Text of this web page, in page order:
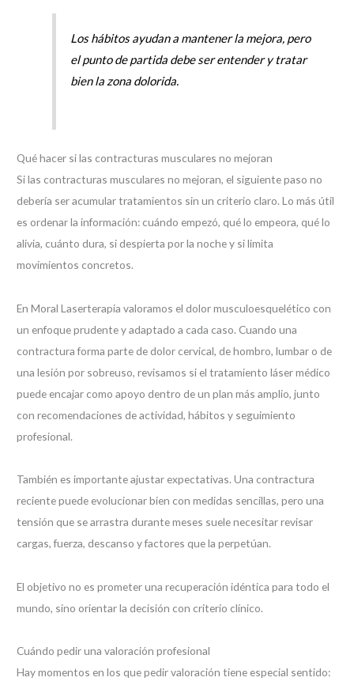
Los hábitos ayudan a mantener la mejora, pero
el punto de partida debe ser entender y tratar
bien la zona dolorida.
Qué hacer si las contracturas musculares no mejoran
Si las contracturas musculares no mejoran, el siguiente paso no
debería ser acumular tratamientos sin un criterio claro. Lo más útil
es ordenar la información: cuándo empezó, qué lo empeora, qué lo
alivia, cuánto dura, si despierta por la noche y si limita
movimientos concretos.
En Moral Laserterapia valoramos el dolor musculoesquelético con
un enfoque prudente y adaptado a cada caso. Cuando una
contractura forma parte de dolor cervical, de hombro, lumbar o de
una lesión por sobreuso, revisamos si el tratamiento láser médico
puede encajar como apoyo dentro de un plan más amplio, junto
con recomendaciones de actividad, hábitos y seguimiento
profesional.
También es importante ajustar expectativas. Una contractura
reciente puede evolucionar bien con medidas sencillas, pero una
tensión que se arrastra durante meses suele necesitar revisar
cargas, fuerza, descanso y factores que la perpetúan.
El objetivo no es prometer una recuperación idéntica para todo el
mundo, sino orientar la decisión con criterio clínico.
Cuándo pedir una valoración profesional
Hay momentos en los que pedir valoración tiene especial sentido: